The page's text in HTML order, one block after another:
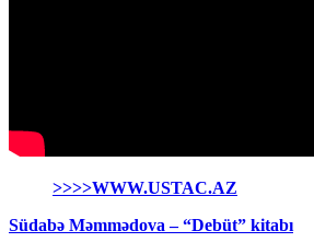
>>>>WWW.USTAC.AZ
Südabə Məmmədova – “Debüt” kitabı